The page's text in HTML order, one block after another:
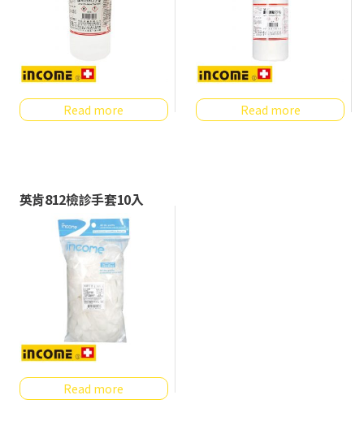
Read more Read more
英肯812檢診手套10入
Read more